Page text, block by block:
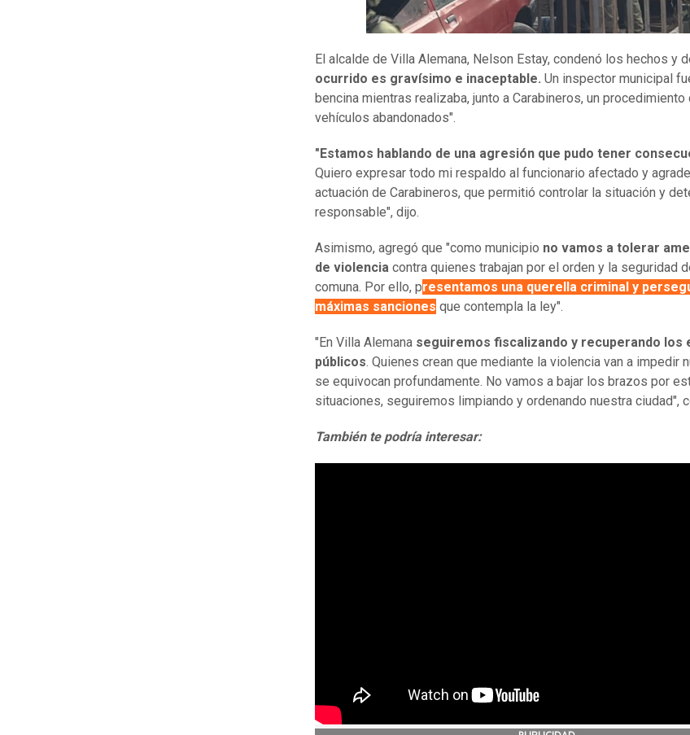
El alcalde de Villa Alemana, Nelson Estay, condenó los hechos y
ocurrido es gravísimo e inaceptable. Un inspector municipal
bencina mientras realizaba, junto a Carabineros, un
vehículos abandonados".
"Estamos hablando de una agresión que pudo tener
Quiero expresar todo mi respaldo al funcionario afectado y
actuación de Carabineros, que permitió controlar la situación y
responsable", dijo.
Asimismo, agregó que "como municipio no vamos a tolerar
de violencia contra quienes trabajan por el orden y la seguridad
comuna. Por ello, presentamos una querella criminal y
máximas sanciones que contempla la ley".
"En Villa Alemana seguiremos fiscalizando y recuperando los
públicos. Quienes crean que mediante la violencia van a impedir
se equivocan profundamente. No vamos a bajar los brazos por
situaciones, seguiremos limpiando y ordenando nuestra ciudad",
También te podría interesar: